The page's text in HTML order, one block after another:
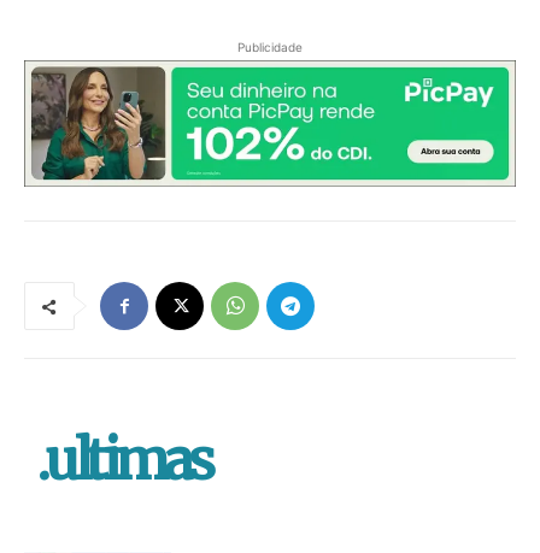
Publicidade
.ultimas